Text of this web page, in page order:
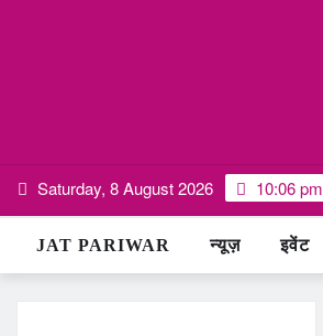
Skip
content
Saturday, 8 August 2026 10:06 pm
JAT PARIWAR न्यूज़ इवेंट